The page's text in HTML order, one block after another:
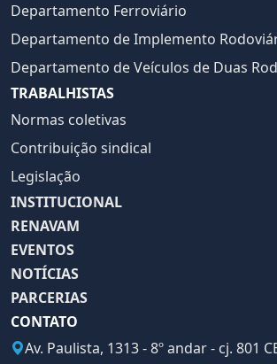
Departamento Ferroviário
Departamento de Implemento
Departamento de Veículos de Duas
TRABALHISTAS
Normas coletivas
Contribuição sindical
Legislação
INSTITUCIONAL
RENAVAM
EVENTOS
NOTÍCIAS
PARCERIAS
CONTATO
Av. Paulista, 1313 - 8º andar - cj. 801